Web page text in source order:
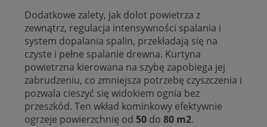
Dodatkowe zalety, jak dolot powietrza z
zewnątrz, regulacja intensywności spalania i
system dopalania spalin, przekładają się na
czyste i pełne spalanie drewna. Kurtyna
powietrzna kierowana na szybę zapobiega jej
zabrudzeniu, co zmniejsza potrzebę czyszczenia i
pozwala cieszyć się widokiem ognia bez
przeszkód. Ten wkład kominkowy efektywnie
ogrzeje powierzchnię od 50 do 80 m2.